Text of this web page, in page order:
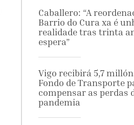
Caballero: “A
Barrio do Cura xa é
realidade tras trinta
espera”
Vigo recibirá 5,7
Fondo de Transporte
compensar as perdas
pandemia